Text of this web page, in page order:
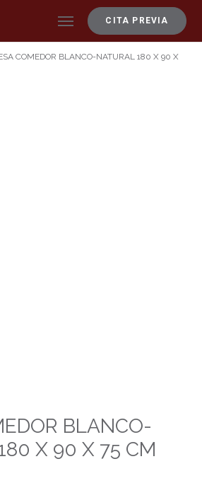
CITA PREVIA
COMEDOR BLANCO-NATURAL 180 X 90 X
BLANCO-
X 90 X 75 CM